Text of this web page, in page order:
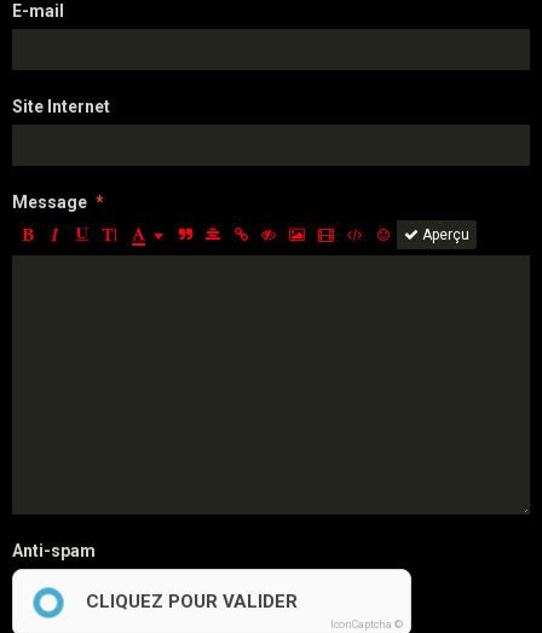
E-mail
Site Internet
Message
Aperçu
Anti-spam
CLIQUEZ POUR VALIDER
IconCaptcha ©